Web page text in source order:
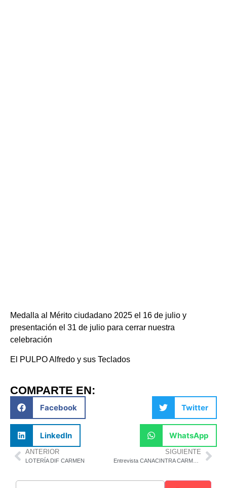
Medalla al Mérito ciudadano 2025 el 16 de julio y
presentación el 31 de julio para cerrar nuestra
celebración
El PULPO Alfredo y sus Teclados
COMPARTE EN:
Facebook Twitter
LinkedIn WhatsApp
ANTERIOR
LOTERÍA DIF CARMEN
SIGUIENTE
Entrevista CANACINTRA CARMEN con la Lic. Brisney Salvagno